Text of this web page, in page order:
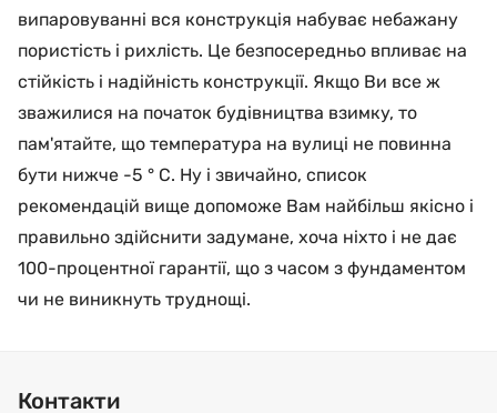
випаровуванні вся конструкція набуває небажану
пористість і рихлість. Це безпосередньо впливає на
стійкість і надійність конструкції. Якщо Ви все ж
зважилися на початок будівництва взимку, то
пам'ятайте, що температура на вулиці не повинна
бути нижче -5 ° C. Ну і звичайно, список
рекомендацій вище допоможе Вам найбільш якісно і
правильно здійснити задумане, хоча ніхто і не дає
100-процентної гарантії, що з часом з фундаментом
чи не виникнуть труднощі.
Контакти